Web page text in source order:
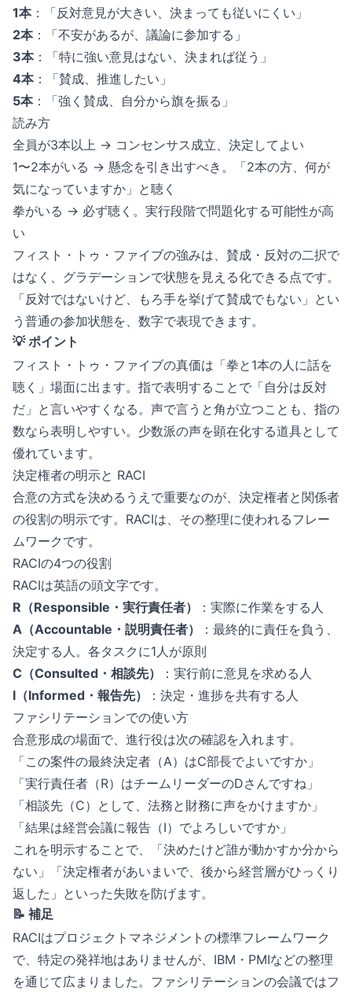
1本：「反対意見が大きい、決まっても従いにくい」
2本：「不安があるが、議論に参加する」
3本：「特に強い意見はない、決まれば従う」
4本：「賛成、推進したい」
5本：「強く賛成、自分から旗を振る」
読み方
全員が3本以上 → コンセンサス成立、決定してよい
1〜2本がいる → 懸念を引き出すべき。「2本の方、何が
気になっていますか」と聴く
拳がいる → 必ず聴く。実行段階で問題化する可能性が高
い
フィスト・トゥ・ファイブの強みは、賛成・反対の二択で
はなく、グラデーションで状態を見える化できる点です。
「反対ではないけど、もろ手を挙げて賛成でもない」とい
う普通の参加状態を、数字で表現できます。
💡 ポイント
フィスト・トゥ・ファイブの真価は「拳と1本の人に話を
聴く」場面に出ます。指で表明することで「自分は反対
だ」と言いやすくなる。声で言うと角が立つことも、指の
数なら表明しやすい。少数派の声を顕在化する道具として
優れています。
決定権者の明示と RACI
合意の方式を決めるうえで重要なのが、決定権者と関係者
の役割の明示です。RACIは、その整理に使われるフレー
ムワークです。
RACIの4つの役割
RACIは英語の頭文字です。
R（Responsible・実行責任者）
：実際に作業をする人
A（Accountable・説明責任者）
：最終的に責任を負う、
決定する人。各タスクに1人が原則
C（Consulted・相談先）
：実行前に意見を求める人
I（Informed・報告先）
：決定・進捗を共有する人
ファシリテーションでの使い方
合意形成の場面で、進行役は次の確認を入れます。
「この案件の最終決定者（A）はC部長でよいですか」
「実行責任者（R）はチームリーダーのDさんですね」
「相談先（C）として、法務と財務に声をかけますか」
「結果は経営会議に報告（I）でよろしいですか」
これを明示することで、「決めたけど誰が動かすか分から
ない」「決定権者があいまいで、後から経営層がひっくり
返した」といった失敗を防げます。
📝 補足
RACIはプロジェクトマネジメントの標準フレームワーク
で、特定の発祥地はありませんが、IBM・PMIなどの整理
を通じて広まりました。ファシリテーションの会議ではフ